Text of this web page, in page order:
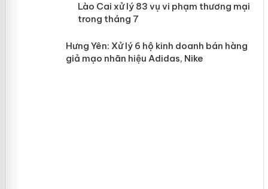
mại trong tháng 7